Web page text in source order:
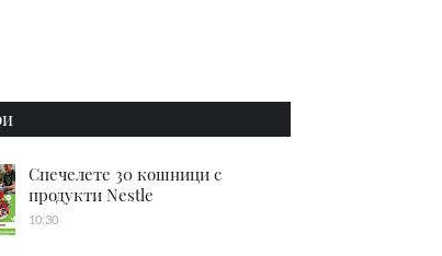
Спечелете 30 кошници с
продукти Nestle
10:30